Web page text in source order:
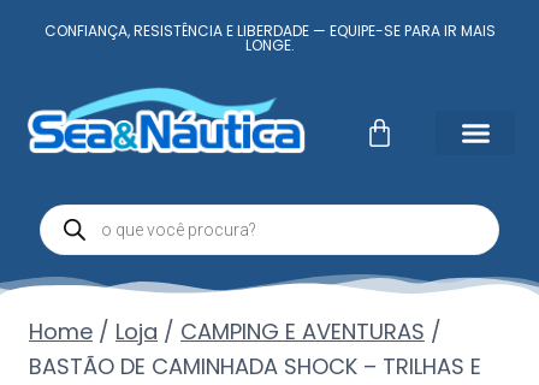
CONFIANÇA, RESISTÊNCIA E LIBERDADE — EQUIPE-SE PARA IR MAIS
LONGE.
Home / Loja / CAMPING E AVENTURAS /
BASTÃO DE CAMINHADA SHOCK – TRILHAS E